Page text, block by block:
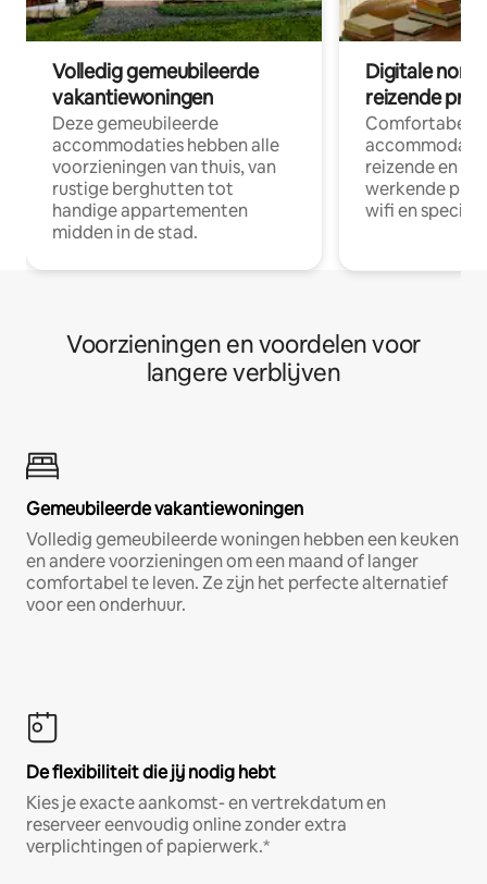
Volledig gemeubileerde
vakantiewoningen
Deze gemeubileerde
accommodaties hebben alle
voorzieningen van thuis, van
rustige berghutten tot
handige appartementen
midden in de stad.
Digitale
reizende
Comfortabele
reizende en
werkende
wifi en
Voorzieningen en voordelen voor
langere verblijven
Gemeubileerde vakantiewoningen
Volledig gemeubileerde woningen hebben een keuken
en andere voorzieningen om een maand of langer
comfortabel te leven. Ze zijn het perfecte alternatief
voor een onderhuur.
De flexibiliteit die jij nodig hebt
Kies je exacte aankomst- en vertrekdatum en
reserveer eenvoudig online zonder extra
verplichtingen of papierwerk.*